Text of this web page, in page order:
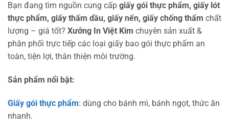
Bạn đang tìm nguồn cung cấp giấy gói thực phẩm, giấy lót
thực phẩm, giấy thấm dầu, giấy nến, giấy chống thấm chất
lượng – giá tốt? Xưởng In Việt Kim chuyên sản xuất &
phân phối trực tiếp các loại giấy bao gói thực phẩm an
toàn, tiện lợi, thân thiện môi trường.
Sản phẩm nổi bật:
Giấy gói thực phẩm: dùng cho bánh mì, bánh ngọt, thức ăn
nhanh.